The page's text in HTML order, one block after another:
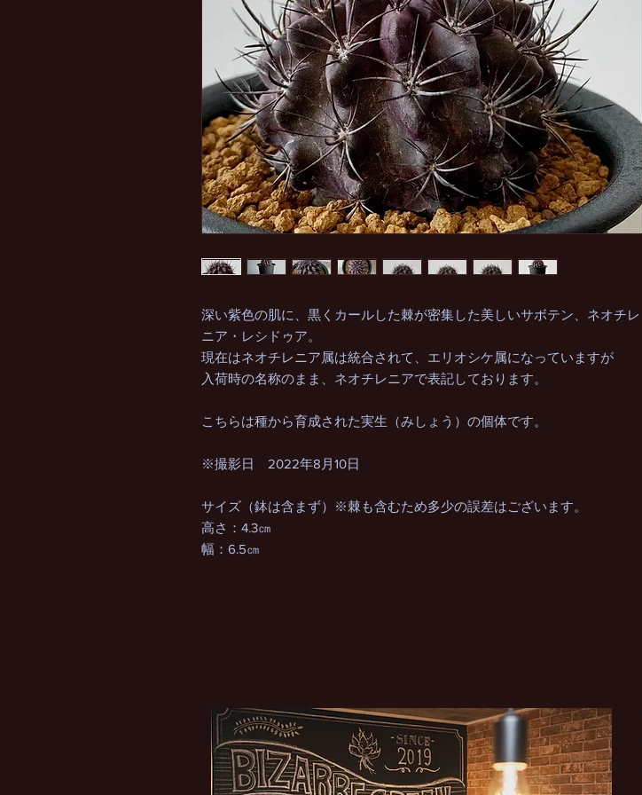
深い紫色の肌に、黒くカールした棘が密集した美しいサボテン、ネオチレ
ニア・レシドゥア。
現在はネオチレニア属は統合されて、エリオシケ属になっていますが
入荷時の名称のまま、ネオチレニアで表記しております。
こちらは種から育成された実生（みしょう）の個体です。
※撮影日 2022年8月10日
サイズ（鉢は含まず）※棘も含むため多少の誤差はございます。
高さ：4.3㎝
幅：6.5㎝